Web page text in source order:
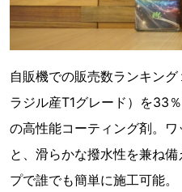
自販機での販売数ランキン
ラジル産T1グレード）を33
の高性能コーティング剤。
と、滑らかな撥水性を兼ね
プで誰でも簡単に施工可能。